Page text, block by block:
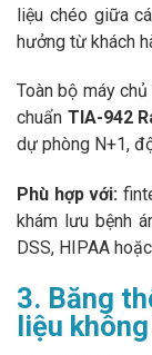
liệu chéo giữa
hưởng từ khách
Toàn bộ máy
chuẩn TIA-942
dự phòng N+1,
Phù hợp với:
khám lưu bệnh
DSS, HIPAA
3. Băng
liệu